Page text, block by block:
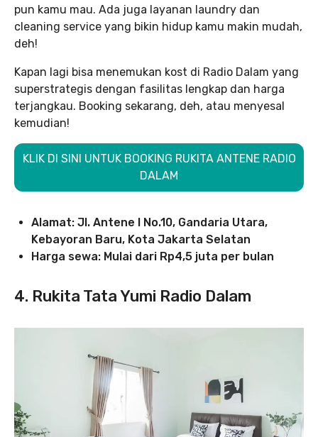
pun kamu mau. Ada juga layanan laundry dan
cleaning service yang bikin hidup kamu makin mudah,
deh!
Kapan lagi bisa menemukan kost di Radio Dalam yang
superstrategis dengan fasilitas lengkap dan harga
terjangkau. Booking sekarang, deh, atau menyesal
kemudian!
KLIK DI SINI UNTUK BOOKING RUKITA ANTENE RADIO
DALAM
Alamat: Jl. Antene I No.10, Gandaria Utara,
Kebayoran Baru, Kota Jakarta Selatan
Harga sewa: Mulai dari Rp4,5 juta per bulan
4. Rukita Tata Yumi Radio Dalam